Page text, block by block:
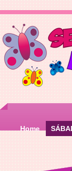
Home